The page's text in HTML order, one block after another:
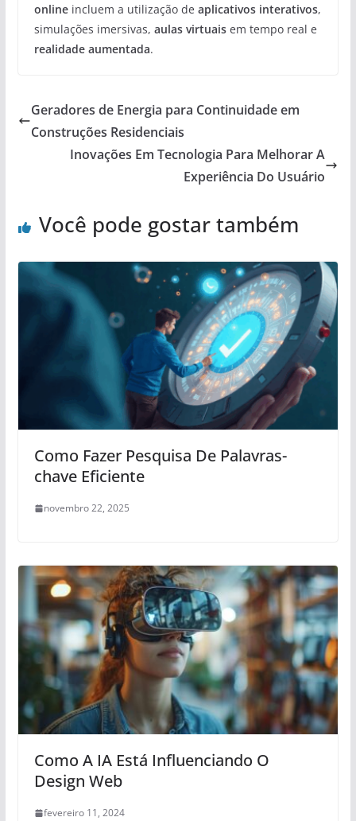
onlineincluem a utilização de aplicativos interativos,
simulações imersivas, aulas virtuaisem tempo real e
realidade aumentada.
Geradores de Energia para Continuidade em
Construções Residenciais
Inovações Em Tecnologia Para Melhorar A
Experiência Do Usuário
Você pode gostar também
Como Fazer Pesquisa De Palavras-
chave Eficiente
novembro 22, 2025
Como A IA Está Influenciando O
Design Web
fevereiro 11, 2024